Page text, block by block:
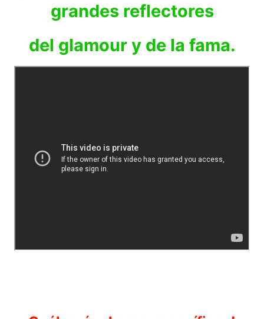
grandes reflectores
del glamour y de la fama.